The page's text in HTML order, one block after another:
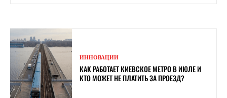
ИННОВАЦИИ
КАК РАБОТАЕТ КИЕВСКОЕ МЕТРО В ИЮЛЕ И
КТО МОЖЕТ НЕ ПЛАТИТЬ ЗА ПРОЕЗД?